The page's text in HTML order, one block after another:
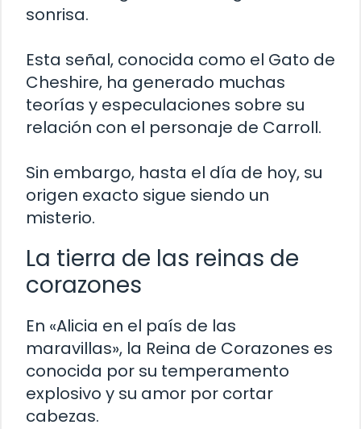
sonrisa.
Esta señal, conocida como el Gato de
Cheshire, ha generado muchas
teorías y especulaciones sobre su
relación con el personaje de Carroll.
Sin embargo, hasta el día de hoy, su
origen exacto sigue siendo un
misterio.
La tierra de las reinas de
corazones
En «Alicia en el país de las
maravillas», la Reina de Corazones es
conocida por su temperamento
explosivo y su amor por cortar
cabezas.